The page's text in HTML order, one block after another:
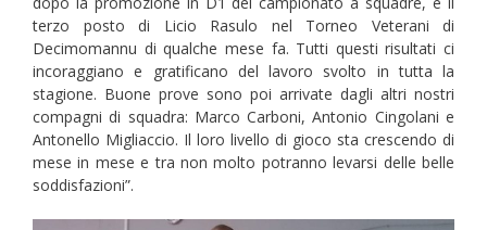
terzo posto di Licio Rasulo nel Torneo Veterani di
Decimomannu di qualche mese fa. Tutti questi risultati ci
incoraggiano e gratificano del lavoro svolto in tutta la
stagione. Buone prove sono poi arrivate dagli altri nostri
compagni di squadra: Marco Carboni, Antonio Cingolani e
Antonello Migliaccio. Il loro livello di gioco sta crescendo di
mese in mese e tra non molto potranno levarsi delle belle
soddisfazioni”.